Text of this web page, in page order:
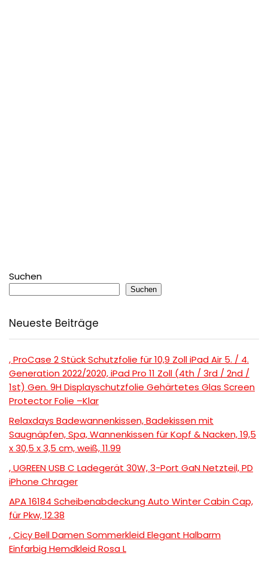
Suchen
Suchen
Neueste Beiträge
, ProCase 2 Stück Schutzfolie für 10,9 Zoll iPad Air 5. / 4.
Generation 2022/2020, iPad Pro 11 Zoll (4th / 3rd / 2nd /
1st) Gen. 9H Displayschutzfolie Gehärtetes Glas Screen
Protector Folie –Klar
Relaxdays Badewannenkissen, Badekissen mit
Saugnäpfen, Spa, Wannenkissen für Kopf & Nacken, 19,5
x 30,5 x 3,5 cm, weiß, 11.99
, UGREEN USB C Ladegerät 30W, 3-Port GaN Netzteil, PD
iPhone Chrager
APA 16184 Scheibenabdeckung Auto Winter Cabin Cap,
für Pkw, 12.38
, Cicy Bell Damen Sommerkleid Elegant Halbarm
Einfarbig Hemdkleid Rosa L